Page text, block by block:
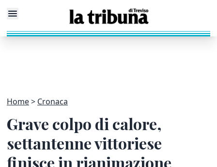
Home Cronaca
Grave colpo di calore,
settantenne vittoriese
finisce in rianimazione